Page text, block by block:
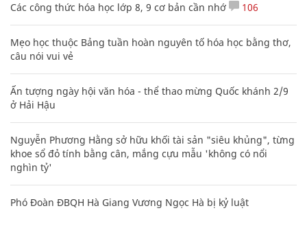
Các công thức hóa học lớp 8, 9 cơ bản cần nhớ 106
Mẹo học thuộc Bảng tuần hoàn nguyên tố hóa học bằng thơ,
câu nói vui vẻ
Ấn tượng ngày hội văn hóa - thể thao mừng Quốc khánh 2/9
ở Hải Hậu
Nguyễn Phương Hằng sở hữu khối tài sản "siêu khủng", từng
khoe sổ đỏ tính bằng cân, mắng cựu mẫu 'không có nổi
nghìn tỷ'
Phó Đoàn ĐBQH Hà Giang Vương Ngọc Hà bị kỷ luật